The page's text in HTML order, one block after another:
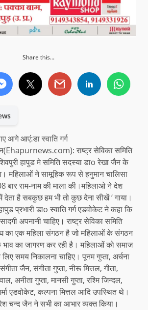
Share this...
आगे आएं:डा स्वाति गर्ग
राष्ट्र सेविका समिति
हापुड मे समिति सदस्या डाo रेखा जैन के
महिलाओं ने सामूहिक रूप से हनुमान चालिसा
बार राम-नाम की माला की।महिलाओ ने देश
देता है सबकुछ हम भी तो कुछ देना सीखें ‘ गाया।
प्रभारी डाo स्वाति गर्ग एडवोकेट ने कहा कि
अपनानी चाहिए। राष्ट्र सेविका समिति
का एक महिला संगठन है जो महिलाओं के संगठन
का जागरण कर रही है। महिलाओं को समाज
समय निकालना चाहिए। पूनम गुप्ता, अर्चना
जैन, संगीता गुप्ता, नीरू मित्तल, गीता,
अनीता गुप्ता, मानसी गुप्ता, रश्मि जिन्दल,
एडवोकेट, कल्पना मित्तल आदि उपस्थित थे।
चन्द जैन ने सभी का आभार व्यक्त किया।